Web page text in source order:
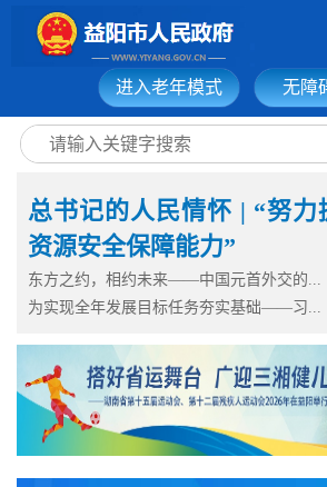
网站首页
互动交流
无障
进入老年模式
总书记的人民情怀 | “努力
资源安全保障能力”
东方之约，相约未来——中国元首外交的...
为实现全年发展目标任务夯实基础——习...